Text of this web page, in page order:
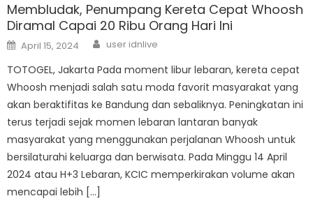
Membludak, Penumpang Kereta Cepat Whoosh
Diramal Capai 20 Ribu Orang Hari Ini
Posted
on
April 15, 2024 Author
user idnlive
TOTOGEL, Jakarta Pada moment libur lebaran, kereta cepat
Whoosh menjadi salah satu moda favorit masyarakat yang
akan beraktifitas ke Bandung dan sebaliknya. Peningkatan ini
terus terjadi sejak momen lebaran lantaran banyak
masyarakat yang menggunakan perjalanan Whoosh untuk
bersilaturahi keluarga dan berwisata. Pada Minggu 14 April
2024 atau H+3 Lebaran, KCIC memperkirakan volume akan
mencapai lebih […]